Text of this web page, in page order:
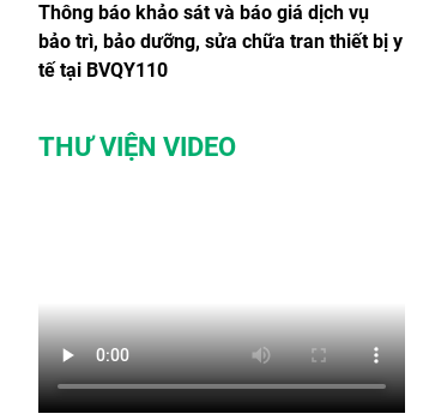
Thông báo khảo sát và báo giá dịch vụ
bảo trì, bảo dưỡng, sửa chữa tran thiết bị y
tế tại BVQY110
THƯ VIỆN VIDEO